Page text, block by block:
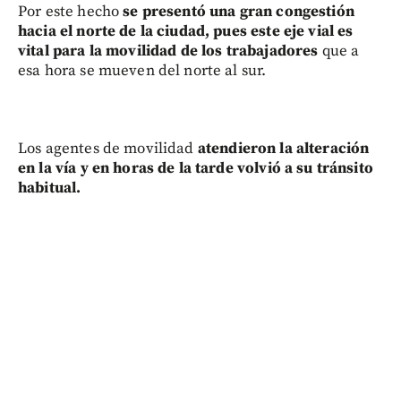
Por este hechose presentó una gran congestión
hacia el norte de la ciudad, pues este eje vial es
vital para la movilidad de los trabajadores que a
esa hora se mueven del norte al sur.
Los agentes de movilidad atendieron la alteración
en la vía y en horas de la tarde volvió a su tránsito
habitual.